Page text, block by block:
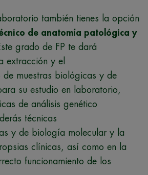
también tienes la opción
de anatomía patológica y
grado de FP te dará
extracción y el
de muestras biológicas y de
su estudio en laboratorio,
de análisis genético
técnicas
y de biología molecular y la
clínicas, así como en la
funcionamiento de los